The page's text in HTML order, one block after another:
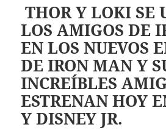
THOR Y LOKI SE
LOS AMIGOS DE
EN LOS NUEVOS
DE IRON MAN Y
INCREÍBLES
ESTRENAN HOY
Y DISNEY JR.